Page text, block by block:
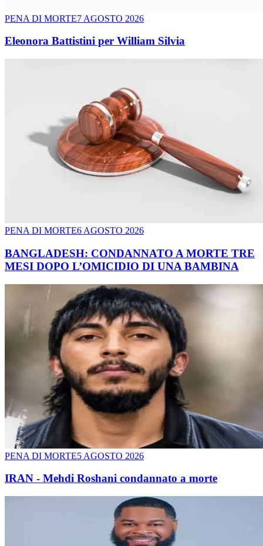
PENA DI MORTE7 AGOSTO 2026
Eleonora Battistini per William Silvia
PENA DI MORTE6 AGOSTO 2026
BANGLADESH: CONDANNATO A MORTE TRE
MESI DOPO L’OMICIDIO DI UNA BAMBINA
PENA DI MORTE5 AGOSTO 2026
IRAN - Mehdi Roshani condannato a morte